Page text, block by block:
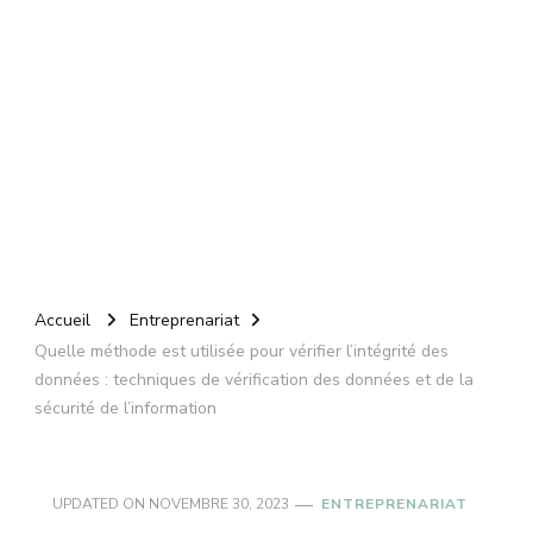
Accueil
Entreprenariat
Quelle méthode est utilisée pour vérifier l’intégrité des
données : techniques de vérification des données et de la
sécurité de l’information
UPDATED ON NOVEMBRE 30, 2023 ENTREPRENARIAT